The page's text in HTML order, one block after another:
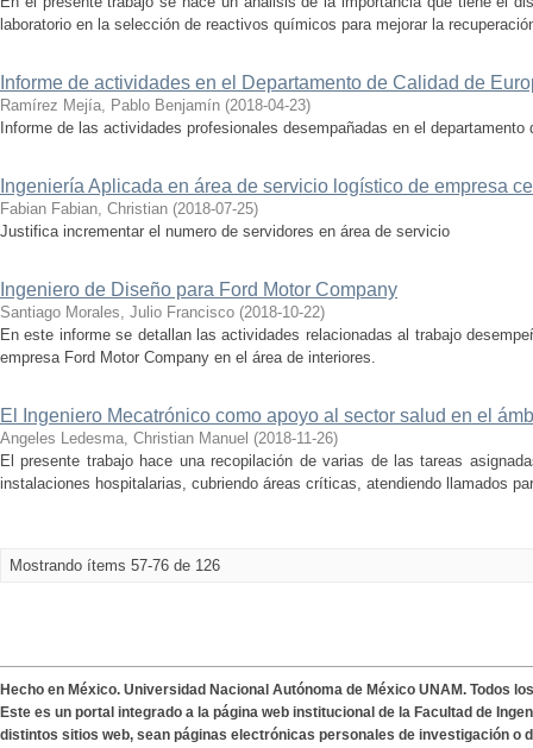
laboratorio en la selección de reactivos químicos para mejorar la
Informe de actividades en el Departamento de Calidad de
Ramírez Mejía, Pablo Benjamín (2018-04-23)
Informe de las actividades profesionales desempañadas en el
Ingeniería Aplicada en área de servicio logístico de empresa
Fabian Fabian, Christian (2018-07-25)
Justifica incrementar el numero de servidores en área de servicio
Ingeniero de Diseño para Ford Motor Company
Santiago Morales, Julio Francisco (2018-10-22)
En este informe se detallan las actividades relacionadas al trabajo
empresa Ford Motor Company en el área de interiores.
El Ingeniero Mecatrónico como apoyo al sector salud en el
Angeles Ledesma, Christian Manuel (2018-11-26)
El presente trabajo hace una recopilación de varias de las tareas
instalaciones hospitalarias, cubriendo áreas críticas, atendiendo llamados
Mostrando ítems 57-76 de 126
Hecho en México. Universidad Nacional Autónoma de México UNAM. Todos
Este es un portal integrado a la página web institucional de la Facultad de
distintos sitios web, sean páginas electrónicas personales de investigación o